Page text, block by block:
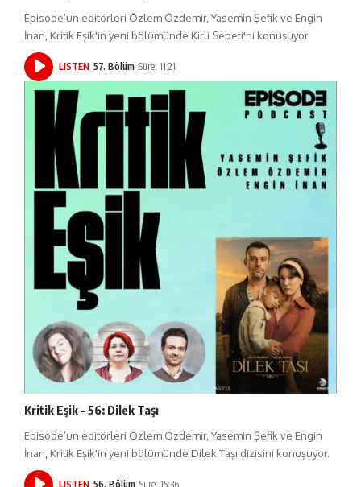
Episode’un editörleri Özlem Özdemir, Yasemin Şefik ve Engin
İnan, Kritik Eşik'in yeni bölümünde Kirli Sepeti'ni konuşuyor.
LISTEN 57. Bölüm Süre: 11:21
Kritik Eşik – 56: Dilek Taşı
Episode’un editörleri Özlem Özdemir, Yasemin Şefik ve Engin
İnan, Kritik Eşik'in yeni bölümünde Dilek Taşı dizisini konuşuyor.
LISTEN 56. Bölüm Süre: 15:36